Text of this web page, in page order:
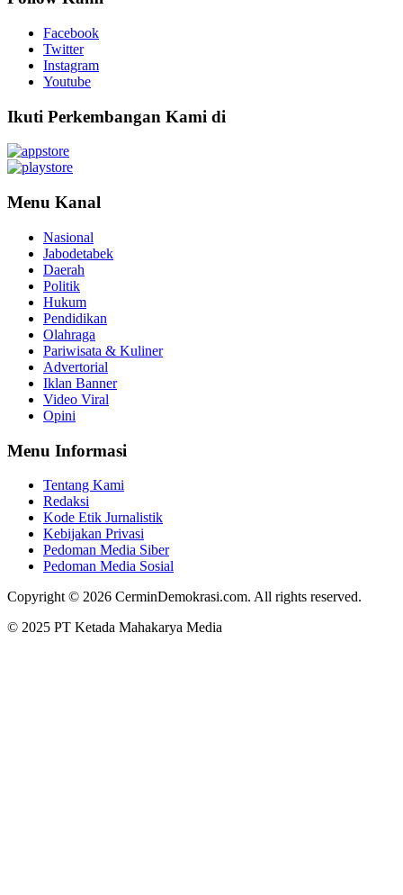
Facebook
Twitter
Instagram
Youtube
Ikuti Perkembangan Kami di
Menu Kanal
Nasional
Jabodetabek
Daerah
Politik
Hukum
Pendidikan
Olahraga
Pariwisata & Kuliner
Advertorial
Iklan Banner
Video Viral
Opini
Menu Informasi
Tentang Kami
Redaksi
Kode Etik Jurnalistik
Kebijakan Privasi
Pedoman Media Siber
Pedoman Media Sosial
Copyright © 2026 CerminDemokrasi.com. All rights reserved.
© 2025 PT Ketada Mahakarya Media